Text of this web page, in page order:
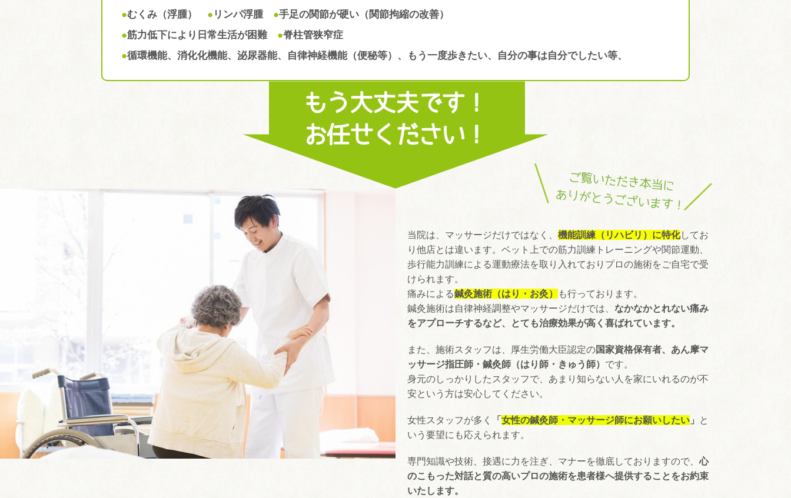
●むくみ（浮腫） ● リンパ浮腫 ●手足の関節が硬い（関節拘縮の改善）
●筋力低下により日常生活が困難 ●脊柱管狭窄症
●循環機能、消化化機能、泌尿器能、自律神経機能（便秘等）、もう一度歩きたい、自分の事は自分でしたい等、
もう大丈夫です！
お任せください！
ご覧いただき本当に
ありがとうございます！
当院は、マッサージだけではなく、 機能訓練（リハビリ） に特化してお
り他店とは違います。ベット上での筋力訓練トレーニングや関節運動、
歩行能力訓練による運動療法を取り入れておりプロの施術をご自宅で受
けられます。
痛みによる鍼灸施術（はり・お灸）
も行っております。
鍼灸施術は自律神経調整やマッサージだけでは、 なかなかとれない痛み
をアプローチするなど、とても治療効果が高く喜ばれています。
また、施術スタッフは、厚生労働大臣認定の国家資格保有者、あん摩マ
ッサージ指圧師・鍼灸師（はり師・きゅう師） です。
身元のしっかりしたスタッフで、あまり知らない人を家にいれるのが不
安という方は安心してください。
女性スタッフが多く 「 女性の鍼灸師・マッサージ師にお願いしたい 」
と
いう要望にも応えられます。
専門知識や技術、接遇に力を注ぎ、マナーを徹底しておりますので、心
のこもった対話と質の高いプロの施術を患者様へ提供することをお約束
いたします。